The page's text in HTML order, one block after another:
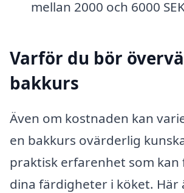
mellan 2000 och 6000
Varför du bör
bakkurs
Även om kostnaden kan
en bakkurs ovärderlig
praktisk erfarenhet som
dina färdigheter i köket. Här